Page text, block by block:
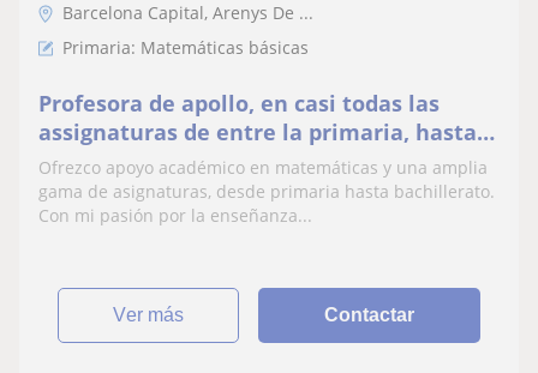
Barcelona Capital, Arenys De ...
Primaria: Matemáticas básicas
Profesora de apollo, en casi todas las
assignaturas de entre la primaria, hasta
bachillerato
Ofrezco apoyo académico en matemáticas y una amplia
gama de asignaturas, desde primaria hasta bachillerato.
Con mi pasión por la enseñanza...
ver más Contactar